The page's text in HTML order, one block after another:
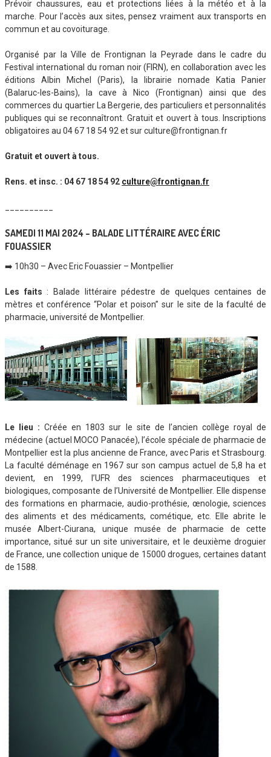
Prévoir chaussures, eau et protections liées à la météo et à la
marche. Pour l’accès aux sites, pensez vraiment aux transports en
commun et au covoiturage.
Organisé par la Ville de Frontignan la Peyrade dans le cadre du
Festival international du roman noir (FIRN), en collaboration avec les
éditions Albin Michel (Paris), la librairie nomade Katia Panier
(Balaruc-les-Bains), la cave à Nico (Frontignan) ainsi que des
commerces du quartier La Bergerie, des particuliers et personnalités
publiques qui se reconnaîtront. Gratuit et ouvert à tous. Inscriptions
obligatoires au 04 67 18 54 92 et sur culture@frontignan.fr
Gratuit et ouvert à tous.
Rens. et insc. : 04 67 18 54 92 culture@frontignan.fr
SAMEDI 11 MAI 2024 – BALADE LITTÉRAIRE AVEC ÉRIC
FOUASSIER
➡️ 10h30 – Avec Eric Fouassier – Montpellier
Les faits : Balade littéraire pédestre de quelques centaines de
mètres et conférence “Polar et poison” sur le site de la faculté de
pharmacie, université de Montpellier.
Le lieu : Créée en 1803 sur le site de l’ancien collège royal de
médecine (actuel MOCO Panacée), l’école spéciale de pharmacie de
Montpellier est la plus ancienne de France, avec Paris et Strasbourg.
La faculté déménage en 1967 sur son campus actuel de 5,8 ha et
devient, en 1999, l’UFR des sciences pharmaceutiques et
biologiques, composante de l’Université de Montpellier. Elle dispense
des formations en pharmacie, audio-prothésie, œnologie, sciences
des aliments et des médicaments, cométique, etc. Elle abrite le
musée Albert-Ciurana, unique musée de pharmacie de cette
importance, situé sur un site universitaire, et le deuxième droguier
de France, une collection unique de 15000 drogues, certaines datant
de 1588.